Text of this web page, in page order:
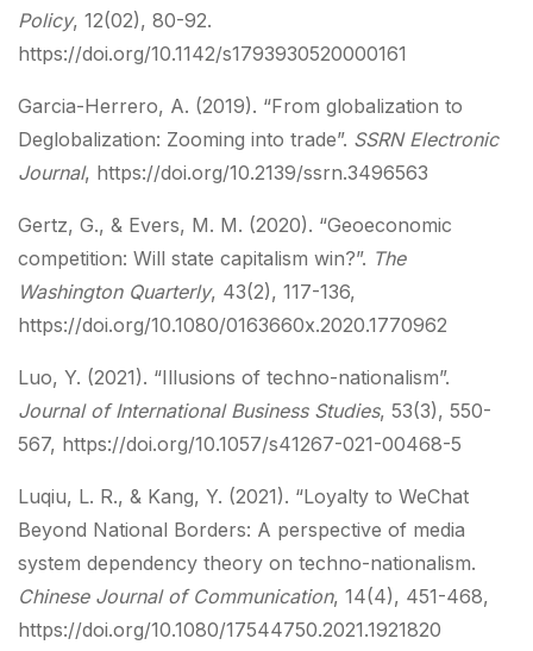
Policy, 12(02), 80-92.
https://doi.org/10.1142/s1793930520000161
Garcia-Herrero, A. (2019). “From globalization to
Deglobalization: Zooming into trade”. SSRN Electronic
Journal, https://doi.org/10.2139/ssrn.3496563
Gertz, G., & Evers, M. M. (2020). “Geoeconomic
competition: Will state capitalism win?”. The
Washington Quarterly, 43(2), 117-136,
https://doi.org/10.1080/0163660x.2020.1770962
Luo, Y. (2021). “Illusions of techno-nationalism”.
Journal of International Business Studies, 53(3), 550-
567, https://doi.org/10.1057/s41267-021-00468-5
Luqiu, L. R., & Kang, Y. (2021). “Loyalty to WeChat
Beyond National Borders: A perspective of media
system dependency theory on techno-nationalism.
Chinese Journal of Communication, 14(4), 451-468,
https://doi.org/10.1080/17544750.2021.1921820